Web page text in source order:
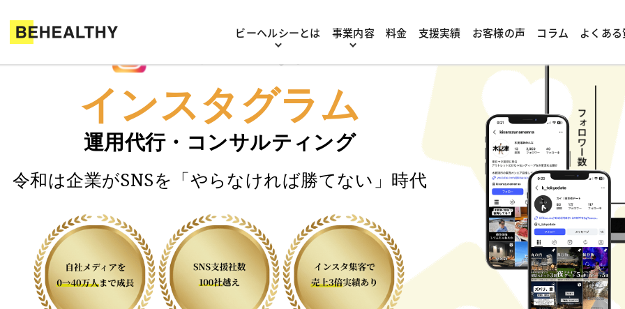
ビーヘルシーとは 事業内容 料金 支援実績 お客様の声 コラム よくある
集客・採用につながる
インスタグラム
運用代行・コンサルティング
令和は企業がSNSを 「やらなければ勝てない」時代